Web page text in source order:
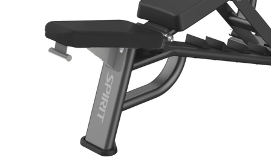
Free weight Spirit
Tiger Sport Serie
Cardio Tiger Sport
Máy chạy bộ Tiger Sport
Xe đạp tập Tiger Sport
Xe đạp ngồi có tựa lưng Tiger Sport
Máy trượt tuyết Tiger Sport
Máy chèo thuyền Tiger Sport
Strength Tiger Sport
TGP Serie Strength
TGP 20 Serie Strength
TGS Serie Strength
TGF Serie Strength
TM Serie Strength